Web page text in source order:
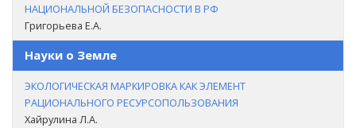
НАЦИОНАЛЬНОЙ БЕЗОПАСНОСТИ В РФ
Григорьева Е.А.
Науки о Земле
ЭКОЛОГИЧЕСКАЯ МАРКИРОВКА КАК ЭЛЕМЕНТ
РАЦИОНАЛЬНОГО РЕСУРСОПОЛЬЗОВАНИЯ
Хайрулина Л.А.